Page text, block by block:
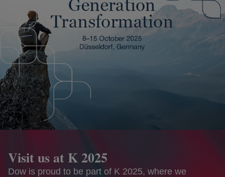
Visit us at K 2025
Dow is proud to be part of K 2025, where we